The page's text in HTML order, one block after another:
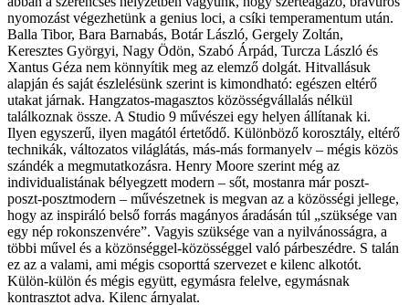
nyomozást végezhetünk a genius loci, a csíki temperamentum után.
Balla Tibor, Bara Barnabás, Botár László, Gergely Zoltán,
Keresztes Györgyi, Nagy Ödön, Szabó Árpád, Turcza László és
Xantus Géza nem könnyítik meg az elemző dolgát. Hitvallásuk
alapján és saját észlelésünk szerint is kimondható: egészen eltérő
utakat járnak. Hangzatos-magasztos közösségvállalás nélkül
találkoznak össze. A Studio 9 művészei egy helyen állítanak ki.
Ilyen egyszerű, ilyen magától értetődő. Különböző korosztály, eltérő
technikák, változatos világlátás, más-más formanyelv – mégis közös
szándék a megmutatkozásra. Henry Moore szerint még az
individualistának bélyegzett modern – sőt, mostanra már poszt-
poszt-posztmodern – művészetnek is megvan az a közösségi jellege,
hogy az inspiráló belső forrás magányos áradásán túl „szüksége van
egy nép rokonszenvére”. Vagyis szüksége van a nyilvánosságra, a
többi művel és a közönséggel-közösséggel való párbeszédre. S talán
ez az a valami, ami mégis csoporttá szervezet e kilenc alkotót.
Külön-külön és mégis együtt, egymásra felelve, egymásnak
kontrasztot adva. Kilenc árnyalat.